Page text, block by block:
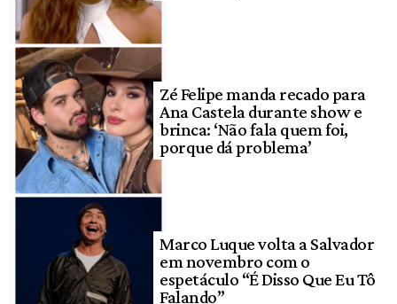
Zé Felipe manda recado para
Ana Castela durante show e
brinca: ‘Não fala quem foi,
porque dá problema’
Marco Luque volta a Salvador
em novembro com o
espetáculo “É Disso Que Eu Tô
Falando”